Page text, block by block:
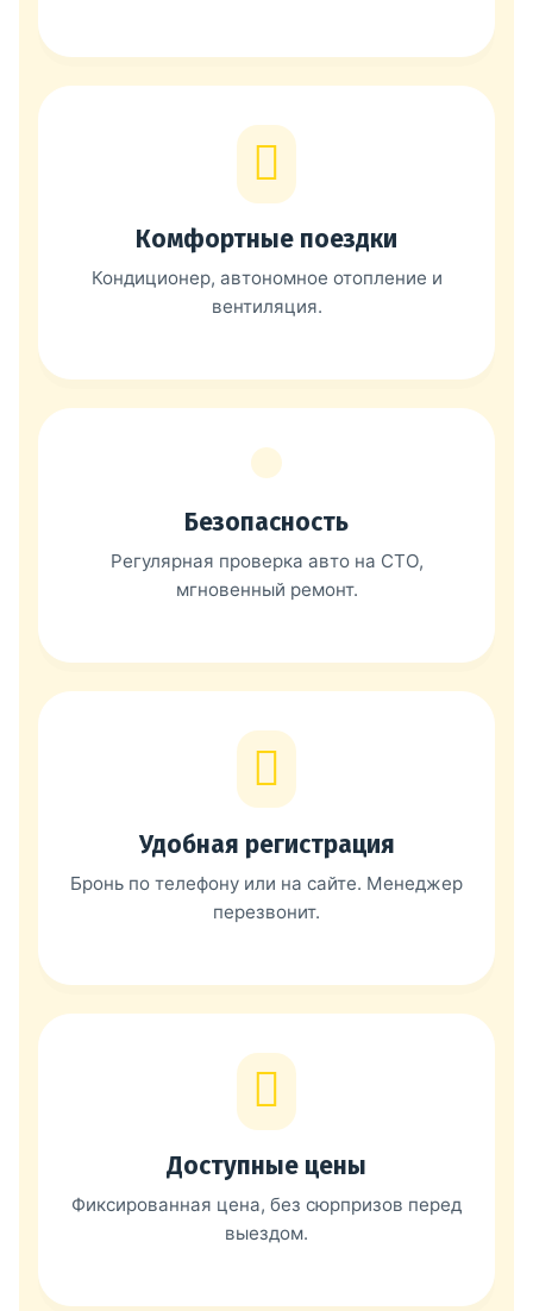
Комфортные поездки
Кондиционер, автономное отопление и
вентиляция.
Безопасность
Регулярная проверка авто на СТО,
мгновенный ремонт.
Удобная регистрация
Бронь по телефону или на сайте. Менеджер
перезвонит.
Доступные цены
Фиксированная цена, без сюрпризов перед
выездом.